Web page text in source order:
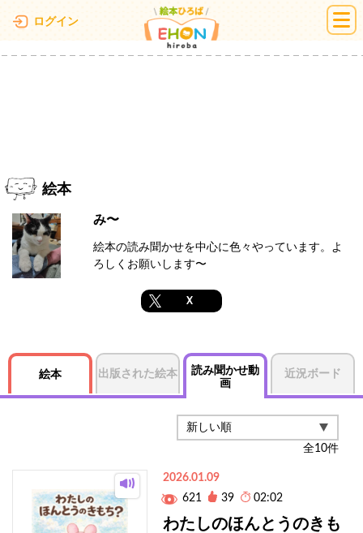
ログイン 絵本ひろば
絵本
み〜
絵本の読み聞かせを中心に色々やっています。よ
ろしくお願いします〜
X
絵本 出版された絵本
読み聞かせ動
画
近況ボード
全10件
2026.01.09
621
39 02:02
わたしのほんとうのきも